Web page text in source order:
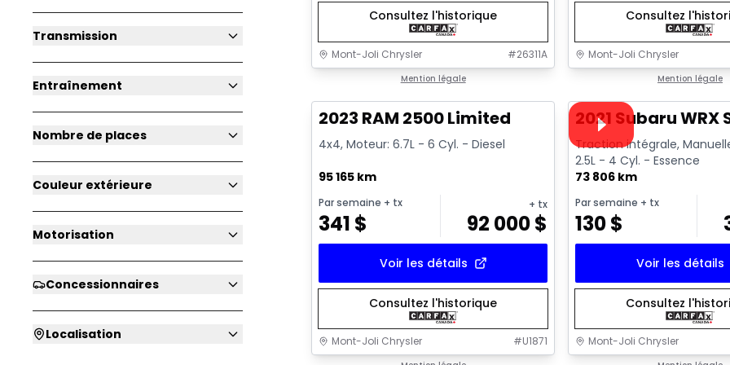
Transmission
Entraînement
Nombre de places
Couleur extérieure
Motorisation
Concessionnaires
Localisation
Consultez l'historique
Mont-Joli Chrysler #26311A
Mention légale
Consultez
Mont-Joli Chrysler
Mention légale
Très bonne offre
2023 RAM 2500 Limited
4x4, Moteur: 6.7L - 6 Cyl. - Diesel
95 165 km
Par semaine + tx
341 $
+ tx
92 000$
Voir les détails
Consultez l'historique
Mont-Joli Chrysler #U1871
Vidéo disponible
Très bonne offre
2021 Subaru WRX
Traction intégrale,
2.5L - 4 Cyl. - Essence
73 806 km
Par semaine + tx
130$
Voir les détails
Consultez
Mont-Joli Chrysler